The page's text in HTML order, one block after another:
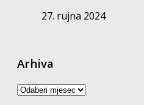
27. rujna 2024
Arhiva
Arhiva